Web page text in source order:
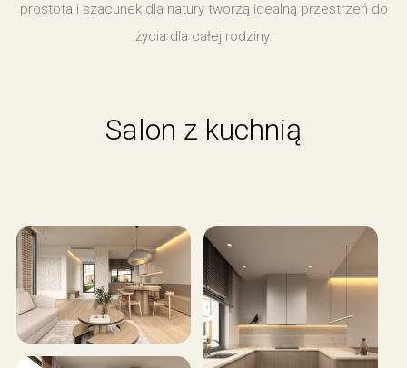
prostota i szacunek dla natury tworzą idealną przestrzeń do
życia dla całej rodziny.
Salon z kuchnią